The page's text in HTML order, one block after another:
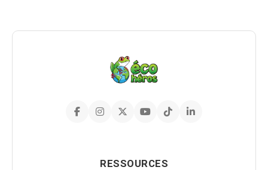
RESSOURCES